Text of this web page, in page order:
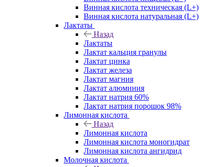
Винная кислота техническая (L+)
Винная кислота натуральная (L+)
Лактаты
Назад
Лактаты
Лактат кальция гранулы
Лактат цинка
Лактат железа
Лактат магния
Лактат алюминия
Лактат натрия 60%
Лактат натрия порошок 98%
Лимонная кислота
Назад
Лимонная кислота
Лимонная кислота моногидрат
Лимонная кислота ангидрид
Молочная кислота